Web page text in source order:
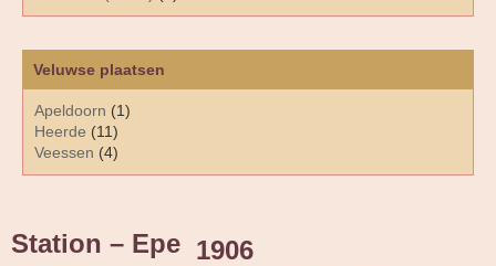
Veluwse plaatsen
Apeldoorn (1)
Heerde (11)
Veessen (4)
Station – Epe 1906